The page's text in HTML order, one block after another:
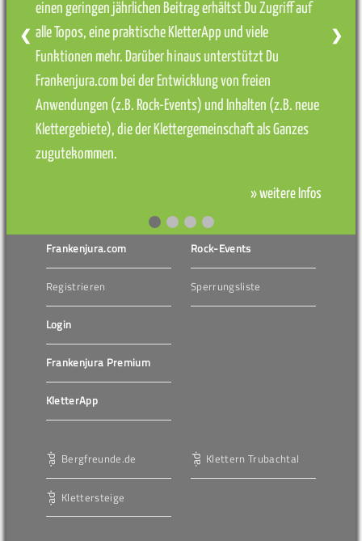
einen geringen jährlichen Beitrag erhältst Du Zugriff auf
alle Topos, eine praktische KletterApp und viele
Funktionen mehr. Darüber hinaus unterstützt Du
Frankenjura.com bei der Entwicklung von freien
Anwendungen (z.B. Rock-Events) und Inhalten (z.B. neue
Klettergebiete), die der Klettergemeinschaft als Ganzes
zugutekommen.
» weitere Infos
❮ ❯
Frankenjura.com
Registrieren
Login
Frankenjura Premium
KletterApp
Rock-Events
Sperrungsliste
Bergfreunde.de
Klettersteige
Klettern Trubachtal